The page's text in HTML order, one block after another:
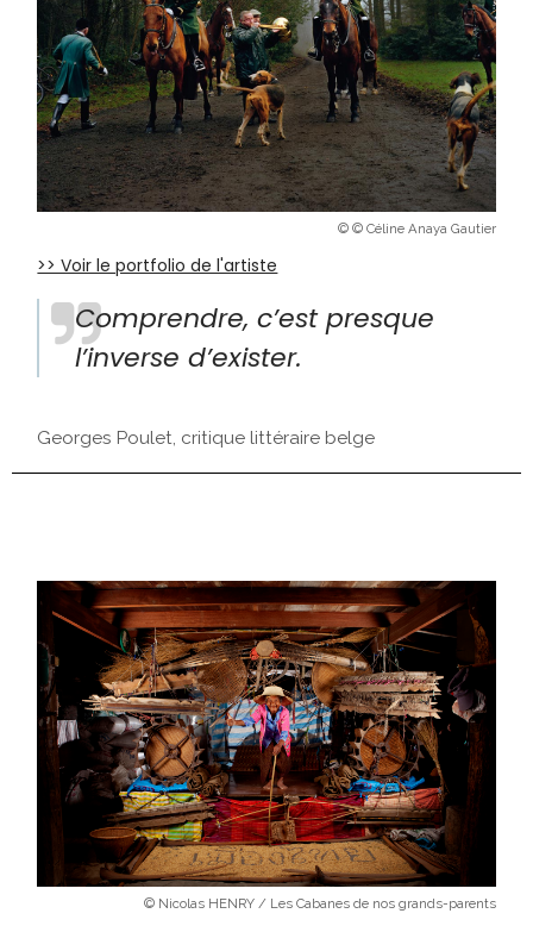
© © Céline Anaya Gautier
>> Voir le portfolio de l'artiste
Comprendre, c’est presque
l’inverse d’exister.
Georges Poulet, critique littéraire belge
© Nicolas HENRY / Les Cabanes de nos grands-parents